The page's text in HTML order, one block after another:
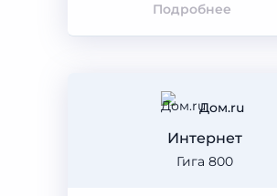
Подробнее
Дом.ru
Гига 800
Интернет